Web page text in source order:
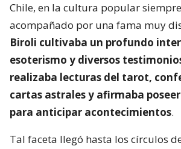
Chile, en la cultura popular
acompañado por una fama muy
Biroli cultivaba un profundo
esoterismo y diversos
realizaba lecturas del tarot,
cartas astrales y afirmaba
para anticipar acontecimientos.
Tal faceta llegó hasta los círculos